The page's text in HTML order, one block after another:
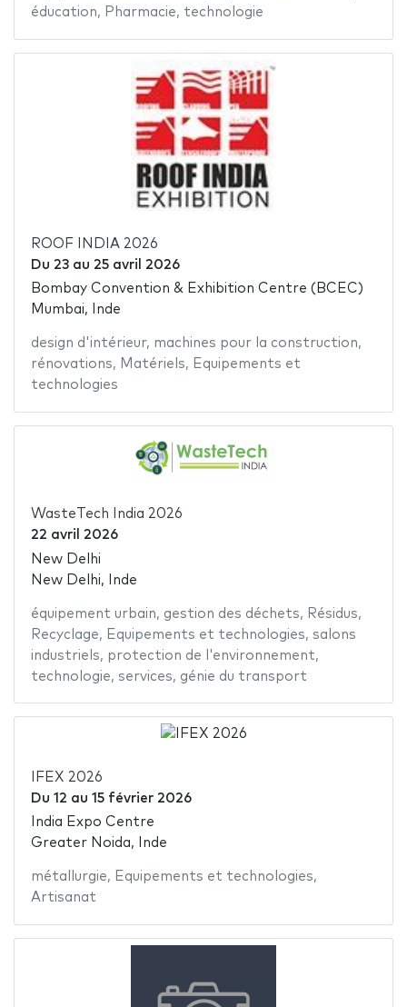
éducation, Pharmacie, technologie
ROOF INDIA 2026
Du 23au 25 avril 2026
Bombay Convention & Exhibition Centre (BCEC)
Mumbai, Inde
design d'intérieur, machines pour la construction,
rénovations, Matériels, Equipements et
technologies
WasteTech India 2026
22 avril 2026
New Delhi
New Delhi, Inde
équipement urbain, gestion des déchets, Résidus,
Recyclage, Equipements et technologies, salons
industriels, protection de l'environnement,
technologie, services, génie du transport
IFEX 2026
Du 12 au 15 février 2026
India Expo Centre
Greater Noida, Inde
métallurgie, Equipements et technologies,
Artisanat